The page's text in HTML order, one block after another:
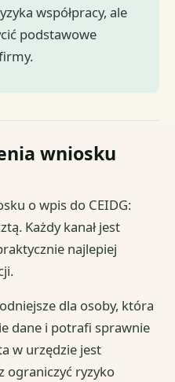
współpracy, ale
podstawowe
wniosku
o wpis do CEIDG:
Każdy kanał jest
najlepiej
dla osoby, która
dane i potrafi sprawnie
w urzędzie jest
ograniczyć ryzyko